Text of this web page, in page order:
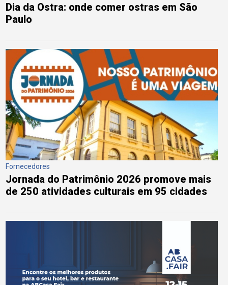
Dia da Ostra: onde comer ostras em São
Paulo
Fornecedores
Jornada do Patrimônio 2026 promove mais
de 250 atividades culturais em 95 cidades